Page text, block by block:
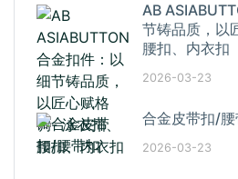
AB
节铸品质，以
腰扣、内衣扣
2026-03-23
合金皮带扣/腰
2026-03-23